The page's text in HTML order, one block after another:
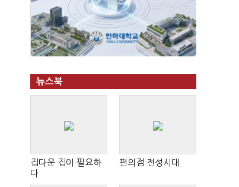
뉴스북
집다운 집이 필요하
다
편의점 전성시대